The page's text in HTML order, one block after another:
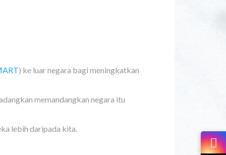
) ke luar negara bagi meningkatkan
memandangkan negara itu
lebih daripada kita.